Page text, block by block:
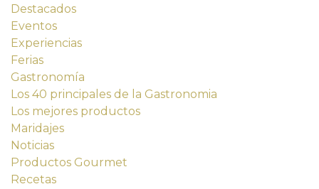
Destacados
Eventos
Experiencias
Ferias
Gastronomía
Los 40 principales de la Gastronomia
Los mejores productos
Maridajes
Noticias
Productos Gourmet
Recetas